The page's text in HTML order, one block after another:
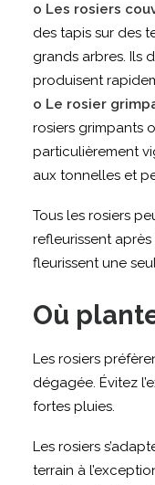
o Les rosiers
des tapis sur des
grands arbres. Ils
produisent
o Le rosier
rosiers grimpants
particulièrement
aux tonnelles et
Tous les rosiers
refleurissent
fleurissent une
Où
Les rosiers
dégagée. Évitez
fortes pluies.
Les rosiers
terrain à